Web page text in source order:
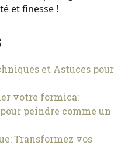
et finesse !
et Astuces pour
votre formica:
peindre comme un
Transformez vos